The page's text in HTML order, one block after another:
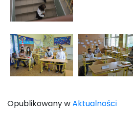
Opublikowany wAktualności